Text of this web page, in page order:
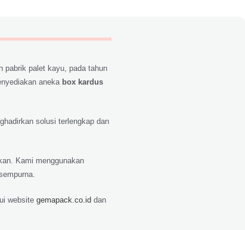
pabrik palet kayu, pada tahun
aneka box kardus
solusi terlengkap dan
Kami menggunakan
website gemapack.co.id dan